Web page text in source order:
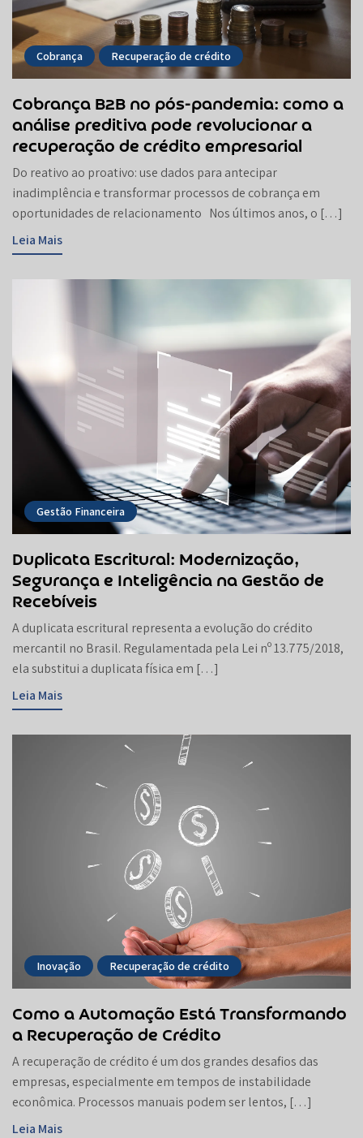
Cobrança Recuperação de crédito
Cobrança B2B no pós-pandemia: como a
análise preditiva pode revolucionar a
recuperação de crédito empresarial
Do reativo ao proativo: use dados para antecipar
inadimplência e transformar processos de cobrança em
oportunidades de relacionamento Nos últimos anos, o […]
Leia Mais
Gestão Financeira
Duplicata Escritural: Modernização,
Segurança e Inteligência na Gestão de
Recebíveis
A duplicata escritural representa a evolução do crédito
mercantil no Brasil. Regulamentada pela Lei nº 13.775/2018,
ela substitui a duplicata física em […]
Leia Mais
Inovação Recuperação de crédito
Como a Automação Está Transformando
a Recuperação de Crédito
A recuperação de crédito é um dos grandes desafios das
empresas, especialmente em tempos de instabilidade
econômica. Processos manuais podem ser lentos, […]
Leia Mais